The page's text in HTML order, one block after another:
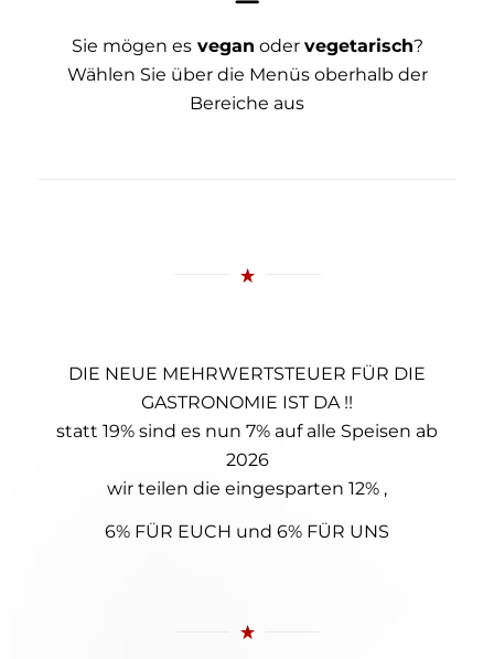
Sie mögen esvegan oder vegetarisch?
Wählen Sie über die Menüs oberhalb der
Bereiche aus
DIE NEUE MEHRWERTSTEUER FÜR DIE
GASTRONOMIE IST DA !!
statt 19% sind es nun 7% auf alle Speisen ab
2026
wir teilen die eingesparten 12% ,
6% FÜR EUCH und 6% FÜR UNS